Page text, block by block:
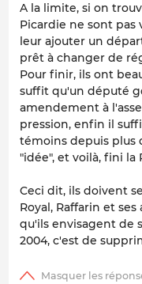
A la limite, si on
Picardie ne sont pas
leur ajouter un
prêt à changer de
Pour finir, ils ont
suffit qu'un député
amendement à
pression, enfin il
témoins depuis plus
"idée", et voilà, fini la
Ceci dit, ils doivent
Royal, Raffarin et
qu'ils envisagent de
2004, c'est de